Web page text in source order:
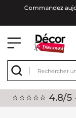
Commandez
⭐⭐⭐⭐⭐